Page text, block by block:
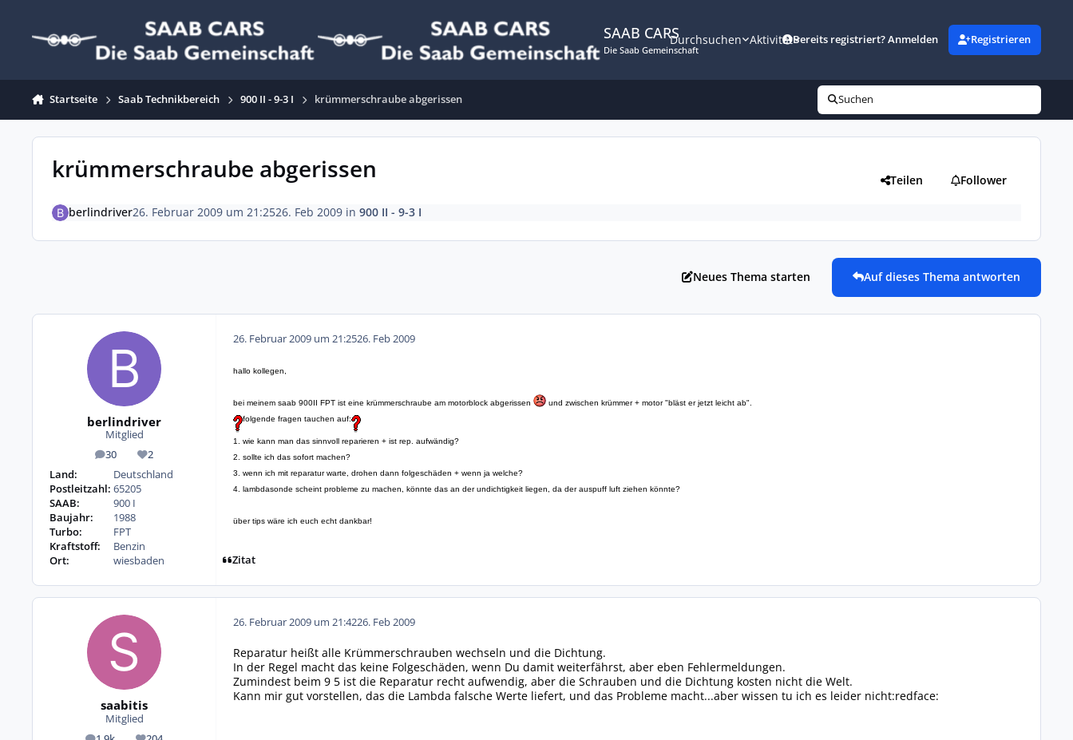
SAAB CARS
Die Saab Gemeinschaft
Durchsuchen AktivitätBereits registriert? Anmelden Registrieren
Startseite Saab Technikbereich 900 II - 9-3 I krümmerschraube abgerissen Suchen
krümmerschraube abgerissen Teilen Follower
berlindriver26. Februar 2009 um 21:2526. Feb 2009in 900 II - 9-3 I
Neues Thema starten Auf dieses Thema antworten
berlindriver
Mitglied
30
Beiträge 2
Reputation
Land:
Deutschland
Postleitzahl: 65205
SAAB:
900 I
Baujahr:
1988
Turbo:
FPT
Kraftstoff:
Benzin
Ort:
wiesbaden
26. Februar 2009 um 21:2526. Feb 2009
hallo kollegen,
bei meinem saab 900II FPT ist eine krümmerschraube am motorblock abgerissen
und zwischen krümmer + motor "bläst er jetzt leicht ab".
folgende fragen tauchen auf:
1. wie kann man das sinnvoll reparieren + ist rep. aufwändig?
2. sollte ich das sofort machen?
3. wenn ich mit reparatur warte, drohen dann folgeschäden + wenn ja welche?
4. lambdasonde scheint probleme zu machen, könnte das an der undichtigkeit liegen, da der auspuff luft ziehen könnte?
über tips wäre ich euch echt dankbar!
Zitat
saabitis
Mitglied
26. Februar 2009 um 21:4226. Feb 2009
Reparatur heißt alle Krümmerschrauben wechseln und die Dichtung.
In der Regel macht das keine Folgeschäden, wenn Du damit weiterfährst, aber eben Fehlermeldungen.
Zumindest beim 9 5 ist die Reparatur recht aufwendig, aber die Schrauben und die Dichtung kosten nicht die Welt.
Kann mir gut vorstellen, das die Lambda falsche Werte liefert, und das Probleme macht...aber wissen tu ich es leider nicht:redface: